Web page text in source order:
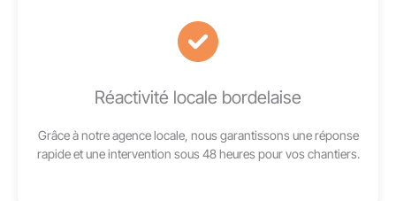
Réactivité locale bordelaise
Grâce à notre agence locale, nous garantissons une réponse
rapide et une intervention sous 48 heures pour vos chantiers.